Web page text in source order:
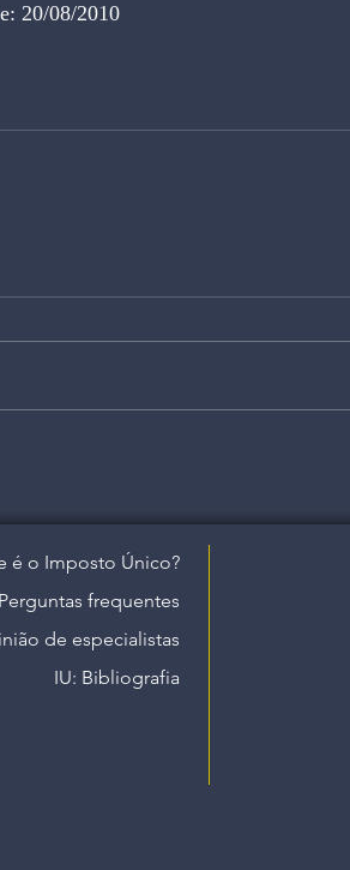
20/08/2010
é o Imposto Único?
frequentes
de especialistas
IU: Bibliografia